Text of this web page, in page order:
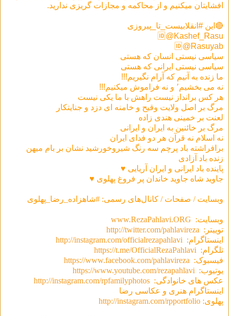
افشایتان میکنیم و از محاکمه و مجازات گریزی ندارید.
🔴این #انقلابیست_تا_پیروزی
🆔@Kashef_Rasu
🆔@Rasuyab
سیاسی نیستی انسان که هستی
سیاسی نیستی ایرانی که هستی
ما زنده به آنیم که آرام نگیریم!!!
نه می بخشیم٬ و نه فراموش میکنیم!!!
هر كس برانداز نيست راهش با ما يكی نيست
مرگ بر اصل ولايت وقيح و خامنه ای دزد و جنايتكار
لعنت بر خمينی هندی زاده
مرگ بر خائنين به ايران و ايرانی
نه اسلام نه قرآن هر دو فدای ایران
برافراشته باد پرچم سه رنگ شیروخورشید نشان بر بام میهن
زنده باد آزادى
پاينده باد ایرانی و ايران آريايی ♥
جاوید شاه جاوید خاندان پر فروغ پهلوی ♥
وبسایت / صفحات / کانال‌های رسمی: #شاهزاده_رضا_پهلوی
وبسایت: www.RezaPahlavi.ORG
توییتر: http://twitter.com/pahlavireza
اینستاگرام: http://instagram.com/officialrezapahlavi
تلگرام: https://t.me/OfficialRezaPahlavi
فیسبوک: https://www.facebook.com/pahlavireza
یوتیوب: https://www.youtube.com/rezapahlavi
عکس های خانوادگی: http://instagram.com/rpfamilyphotos
اینستاگرام هنری و عکاسی رضا
پهلوی: http://instagram.com/rpportfolio